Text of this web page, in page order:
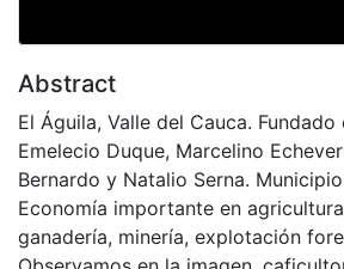
Abstract
El Águila, Valle del Cauca.
Emelecio Duque, Marcelino
Bernardo y Natalio Serna.
Economía importante en
ganadería, minería, explotación